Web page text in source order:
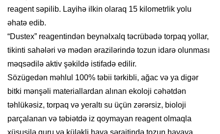
reagent səpilib. Layihə ilkin olaraq 15 kilometrlik yolu
əhatə edib.
“Dustex” reagentindən beynəlxalq təcrübədə torpaq yollar,
tikinti sahələri və mədən ərazilərində tozun idarə olunması
məqsədilə aktiv şəkildə istifadə edilir.
Sözügedən məhlul 100% təbii tərkibli, ağac və ya digər
bitki mənşəli materiallardan alınan ekoloji cəhətdən
təhlükəsiz, torpaq və yeraltı su üçün zərərsiz, bioloji
parçalanan və təbiətdə iz qoymayan reagent olmaqla
xüsusilə quru və küləkli hava şəraitində tozun havaya